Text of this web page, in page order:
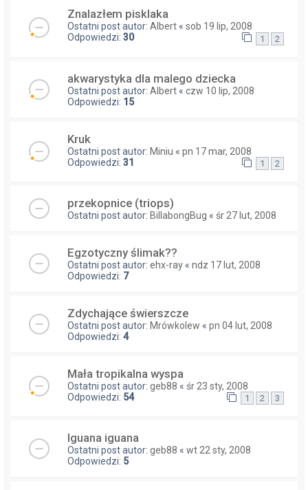
Znalazłem pisklaka
Ostatni post autor: Albert « sob 19 lip, 2008
Odpowiedzi: 30 1 2
akwarystyka dla malego dziecka
Ostatni post autor: Albert « czw 10 lip, 2008
Odpowiedzi: 15
Kruk
Ostatni post autor: Miniu « pn 17 mar, 2008
Odpowiedzi: 31 1 2
przekopnice (triops)
Ostatni post autor: BillabongBug « śr 27 lut, 2008
Egzotyczny ślimak??
Ostatni post autor: ehx-ray « ndz 17 lut, 2008
Odpowiedzi: 7
Zdychające świerszcze
Ostatni post autor: Mrówkolew « pn 04 lut, 2008
Odpowiedzi: 4
Mała tropikalna wyspa
Ostatni post autor: geb88 « śr 23 sty, 2008
Odpowiedzi: 54 1 2 3
Iguana iguana
Ostatni post autor: geb88 « wt 22 sty, 2008
Odpowiedzi: 5